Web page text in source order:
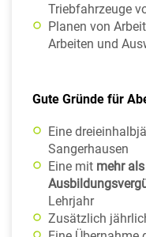
Triebfahrzeuge
Planen von
Arbeiten und
Gute Gründe für
Eine
Sangerhausen
Eine mit mehr
Lehrjahr
Zusätzlich